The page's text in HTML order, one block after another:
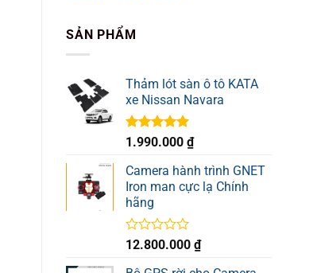
SẢN PHẨM
Thảm lót sàn ô tô KATA
xe Nissan Navara
Được xếp
5 sao
1.990.000 ₫
Camera hành trình GNET
Iron man cực lạ Chính
hãng
Được
hạng
12.800.000 ₫